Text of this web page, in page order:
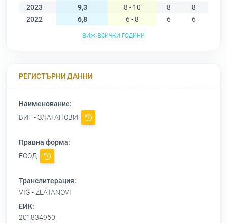
2023
9,3 8 - 10 8 8
2022
6,8 6 - 8 6 6
виж всички години
РЕГИСТЪРНИ ДАННИ
Наименование:
ВИГ - ЗЛАТАНОВИ
Правна форма:
ЕООД
Транслитерация:
VIG - ZLATANOVI
ЕИК:
201834960